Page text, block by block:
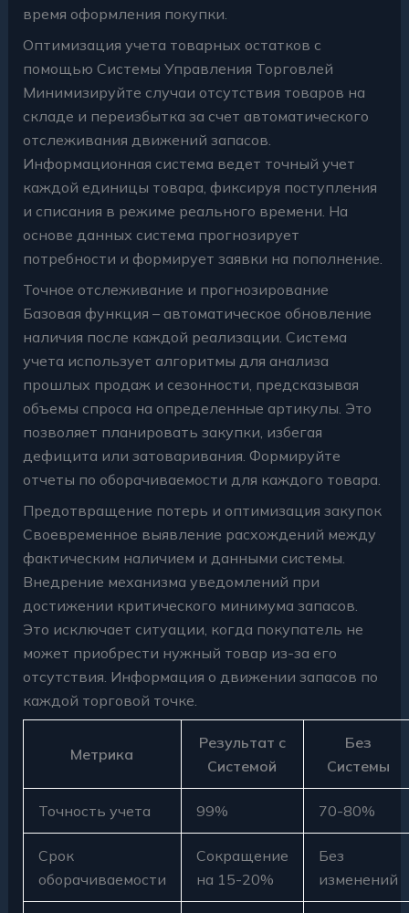
время оформления покупки.
Оптимизация учета товарных остатков с
помощью Системы Управления Торговлей
Минимизируйте случаи отсутствия товаров на
складе и переизбытка за счет автоматического
отслеживания движений запасов.
Информационная система ведет точный учет
каждой единицы товара, фиксируя поступления
и списания в режиме реального времени. На
основе данных система прогнозирует
потребности и формирует заявки на пополнение.
Точное отслеживание и прогнозирование
Базовая функция – автоматическое обновление
наличия после каждой реализации. Система
учета использует алгоритмы для анализа
прошлых продаж и сезонности, предсказывая
объемы спроса на определенные артикулы. Это
позволяет планировать закупки, избегая
дефицита или затоваривания. Формируйте
отчеты по оборачиваемости для каждого товара.
Предотвращение потерь и оптимизация закупок
Своевременное выявление расхождений между
фактическим наличием и данными системы.
Внедрение механизма уведомлений при
достижении критического минимума запасов.
Это исключает ситуации, когда покупатель не
может приобрести нужный товар из-за его
отсутствия. Информация о движении запасов по
каждой торговой точке.
Метрика
Результат с
Системой
Без
Системы
Точность учета 99% 70-80%
Срок
оборачиваемости
Сокращение
на 15-20%
Без
изменений